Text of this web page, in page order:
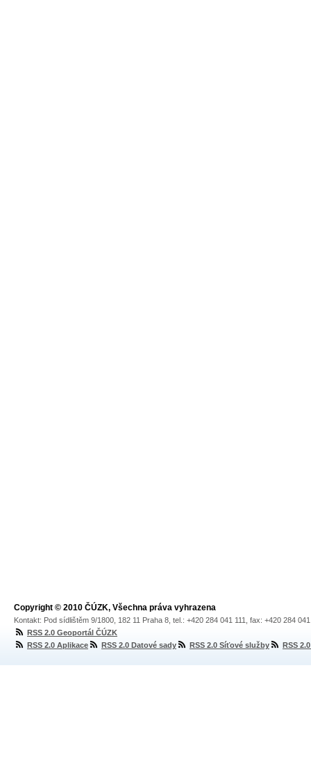
Copyright © 2010 ČÚZK, Všechna práva vyhrazena
Kontakt: Pod sídlištěm 9/1800, 182 11 Praha 8, tel.: +420 284 041 111, fax: +420 284
RSS 2.0 Geoportál ČÚZK
RSS 2.0 Aplikace
RSS 2.0 Datové sady RSS 2.0 Síťové služby RSS